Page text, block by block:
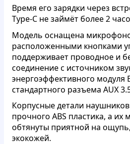
Время его зарядки через
Type-C не займёт более 2
Модель оснащена
расположенными кнопками
поддерживает проводное и
соединение с источником
энергоэффективного модуля
стандартного разъема AUX
Корпусные детали
прочного ABS пластика, а
обтянуты приятной на
экокожей.